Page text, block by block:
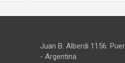
Juan B. Alberdi 1156.
- Argentina